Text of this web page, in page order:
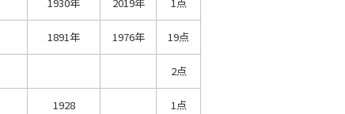
1891年 1976年 19点
2点
1928 1点